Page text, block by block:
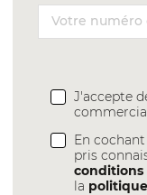
J'accepte
En
pris
conditions
la